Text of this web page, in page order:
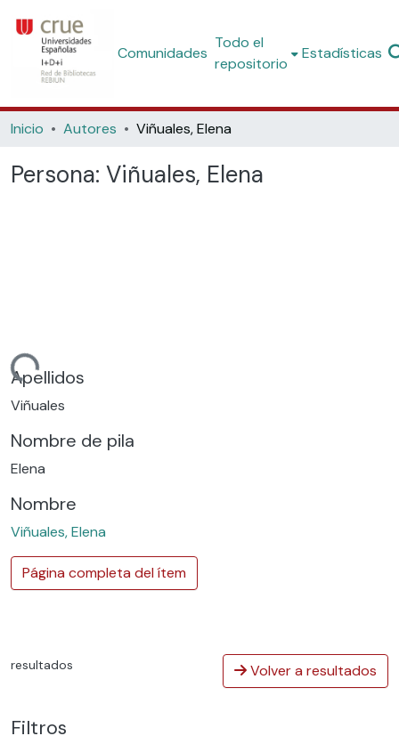
Comunidades
Todo el
repositorio
Estadísticas
Inicio Autores Viñuales, Elena
Persona: Viñuales, Elena
Apellidos
Viñuales
Nombre de pila
Elena
Nombre
Viñuales, Elena
Página completa del ítem
resultados Volver a resultados
Filtros